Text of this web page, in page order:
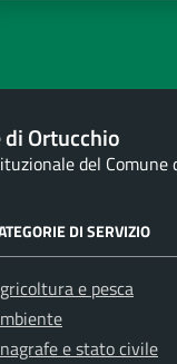
Ortucchio
del Comune
DI SERVIZIO
e pesca
e stato civile